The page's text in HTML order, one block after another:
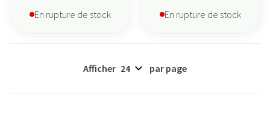
En rupture de stock En rupture de stock
Afficher par page